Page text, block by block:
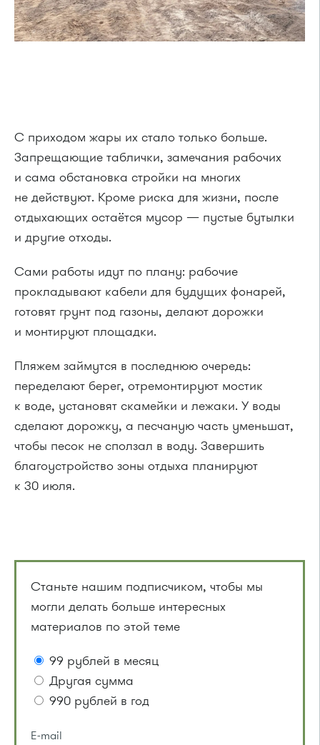
С приходом жары их стало только больше.
Запрещающие таблички, замечания рабочих
и сама обстановка стройки на многих
не действуют. Кроме риска для жизни, после
отдыхающих остаётся мусор — пустые бутылки
и другие отходы.
Сами работы идут по плану: рабочие
прокладывают кабели для будущих фонарей,
готовят грунт под газоны, делают дорожки
и монтируют площадки.
Пляжем займутся в последнюю очередь:
переделают берег, отремонтируют мостик
к воде, установят скамейки и лежаки. У воды
сделают дорожку, а песчаную часть уменьшат,
чтобы песок не сползал в воду. Завершить
благоустройство зоны отдыха планируют
к 30 июля.
Станьте нашим подписчиком, чтобы мы
могли делать больше интересных
материалов по этой теме
99 рублей в месяц
Другая сумма
990 рублей в год
E-mail